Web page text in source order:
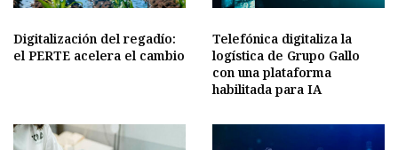
Digitalización del regadío:
el PERTE acelera el cambio
Telefónica digitaliza la
logística de Grupo Gallo
con una plataforma
habilitada para IA